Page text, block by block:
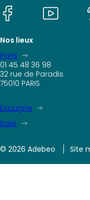
Nos lieux
Paris
01 45 48 36 98
32 rue de Paradis
75010 PARIS
Espagne
Italie
© 2026 Adebeo Site